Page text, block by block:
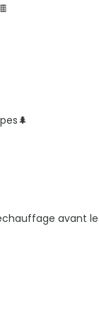
avant